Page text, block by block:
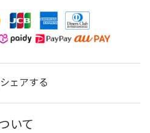
シェアする
いて